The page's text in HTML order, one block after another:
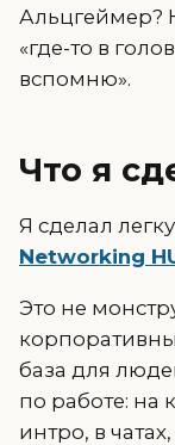
Альцгеймер?
«где-то в
вспомню».
Что я
Я сделал
Networking
Это не
база для
по работе: на
интро, в